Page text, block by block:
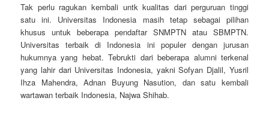
Tak perlu ragukan kembali untk kualitas dari perguruan tinggi
satu ini. Universitas Indonesia masih tetap sebagai pilihan
khusus untuk beberapa pendaftar SNMPTN atau SBMPTN.
Universitas terbaik di Indonesia ini populer dengan jurusan
hukumnya yang hebat. Tebrukti dari beberapa alumni terkenal
yang lahir dari Universitas Indonesia, yakni Sofyan Djalil, Yusril
Ihza Mahendra, Adnan Buyung Nasution, dan satu kembali
wartawan terbaik Indonesia, Najwa Shihab.